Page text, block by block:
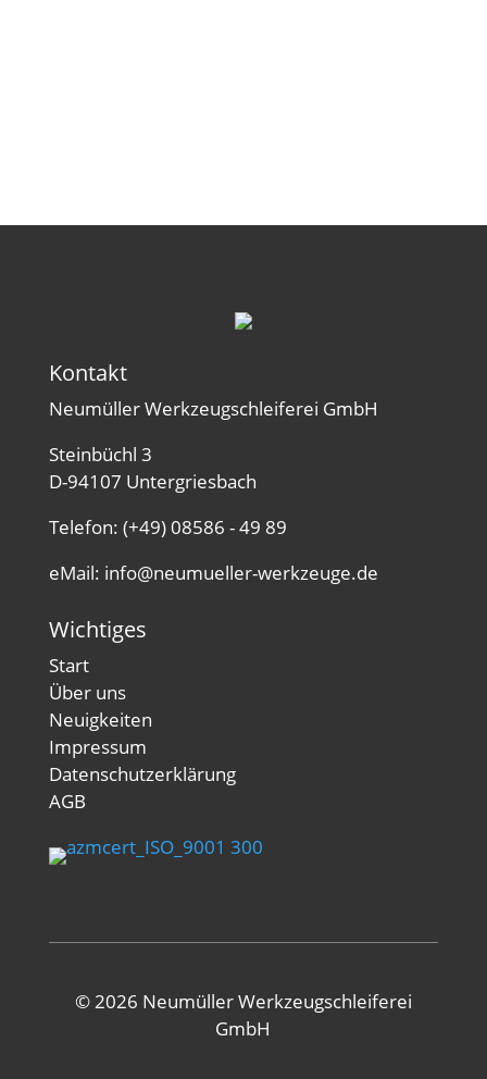
Kontakt
Neumüller Werkzeugschleiferei GmbH
Steinbüchl 3
D-94107 Untergriesbach
Telefon: (+49) 08586 - 49 89
eMail: info@neumueller-werkzeuge.de
Wichtiges
Start
Über uns
Neuigkeiten
Impressum
Datenschutzerklärung
AGB
© 2026 Neumüller Werkzeugschleiferei
GmbH